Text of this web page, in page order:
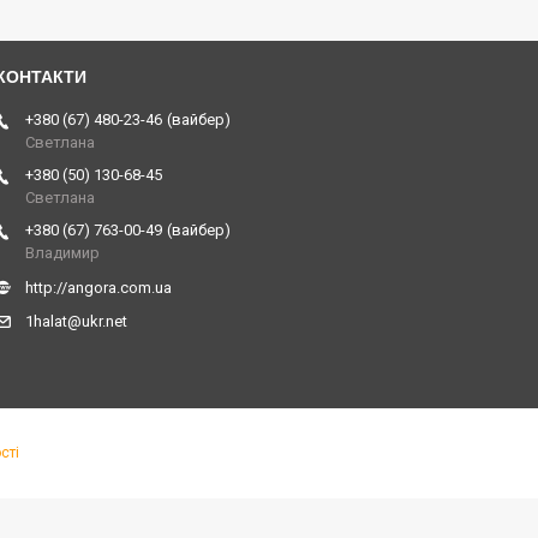
+380 (67) 480-23-46 вайбер
Светлана
+380 (50) 130-68-45
Светлана
+380 (67) 763-00-49 вайбер
Владимир
http://angora.com.ua
1halat@ukr.net